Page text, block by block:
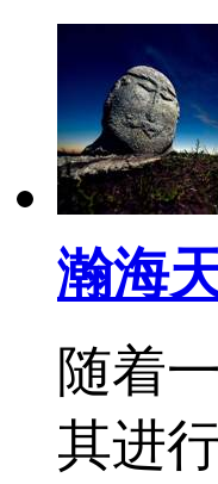
瀚海
随着
其进